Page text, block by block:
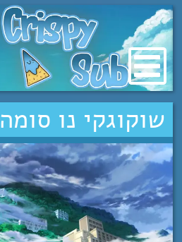
מעבר
לתוכן
שוקוגקי נו סומה